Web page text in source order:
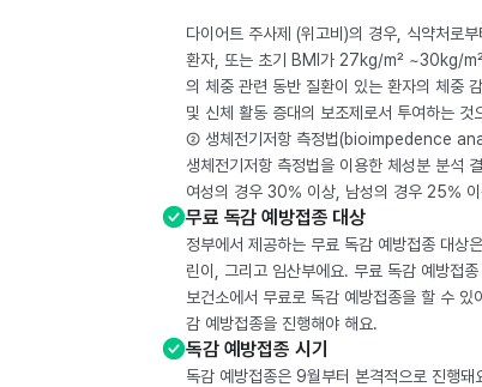
다이어트 주사제 (위고비)의 경우, 식약처로
환자, 또는 초기 BMI가 27kg/m² ~30kg/
의 체중 관련 동반 질환이 있는 환자의 체중
및 신체 활동 증대의 보조제로서 투여하는 것
② 생체전기저항 측정법(bioimpedence
생체전기저항 측정법을 이용한 체성분 분석
여성의 경우 30% 이상, 남성의 경우 25%
무료 독감 예방접종 대상
정부에서 제공하는 무료 독감 예방접종 대
린이, 그리고 임산부에요. 무료 독감 예방접
보건소에서 무료로 독감 예방접종을 할 수
감 예방접종을 진행해야 해요.
독감 예방접종 시기
독감 예방접종은 9월부터 본격적으로 진행